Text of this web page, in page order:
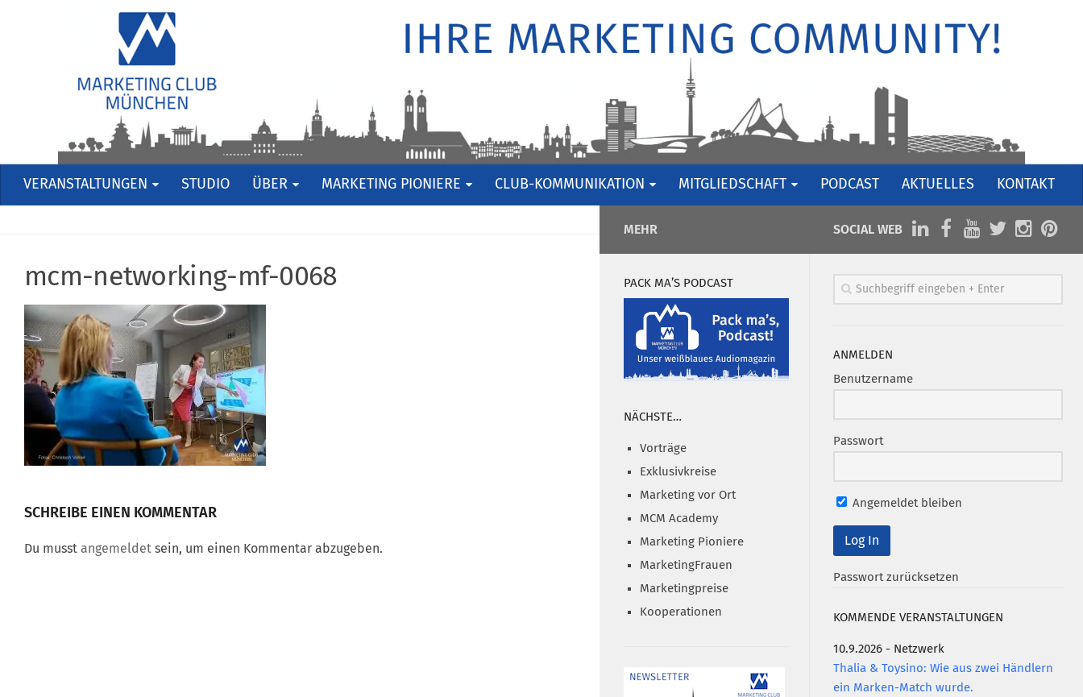
VERANSTALTUNGEN STUDIO ÜBER MARKETING PIONIERE CLUB-KOMMUNIKATION MITGLIEDSCHAFT PODCAST AKTUELLES KONTAKT
mcm-networking-mf-0068
SCHREIBE EINEN KOMMENTAR
Du musst angemeldet sein, um einen Kommentar abzugeben.
SOCIAL WEB
ANMELDEN
Benutzername
Passwort
Angemeldet bleiben
Passwort zurücksetzen
KOMMENDE VERANSTALTUNGEN
10.9.2026 - Netzwerk
Thalia & Toysino: Wie aus zwei Händlern
ein Marken-Match wurde.
MEHR
PACK MA’S PODCAST
NÄCHSTE…
Vorträge
Exklusivkreise
Marketing vor Ort
MCM Academy
Marketing Pioniere
MarketingFrauen
Marketingpreise
Kooperationen